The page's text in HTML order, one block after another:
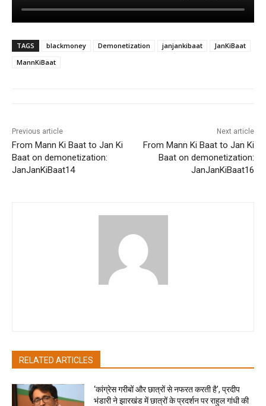
TAGS blackmoney Demonetization janjankibaat
JanKiBaat
MannKiBaat
Previous article
From Mann Ki Baat to Jan Ki
Baat on demonetization:
JanJanKiBaat14
Next article
From Mann Ki Baat to Jan Ki
Baat on demonetization:
JanJanKiBaat16
RELATED ARTICLES
‘कांग्रेस गरीबों और छात्रों से नफरत करती है’, प्रदीप
भंडारी ने झारखंड में छात्रों के प्रदर्शन पर राहुल गांधी की